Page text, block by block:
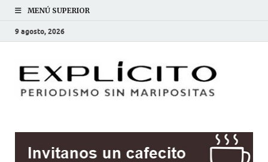
MENÚ SUPERIOR
9 agosto, 2026